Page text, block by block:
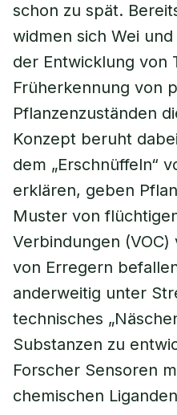
schon zu spät.
widmen sich Wei
der Entwicklung von
Früherkennung von
Pflanzenzuständen
Konzept beruht
dem „Erschnüffeln“
erklären, geben
Muster von
Verbindungen
von Erregern
anderweitig unter
technisches
Substanzen zu
Forscher Sensoren
chemischen